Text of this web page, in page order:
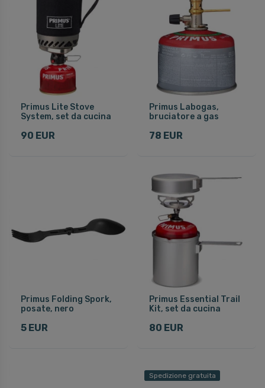
Primus Lite Stove
System, set da cucina
90 EUR
Primus Labogas,
bruciatore a gas
78 EUR
Primus Folding Spork,
posate, nero
5 EUR
Primus Essential Trail
Kit, set da cucina
80 EUR
Spedizione gratuita